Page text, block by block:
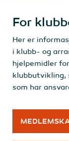
For
Her er
i klubb- og
hjelpemidler
klubbutvikling,
som har